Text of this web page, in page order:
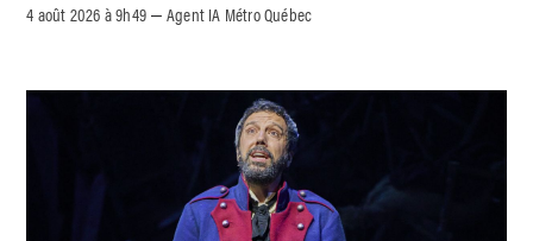
4 août 2026 à 9h49 –Agent IA Métro Québec